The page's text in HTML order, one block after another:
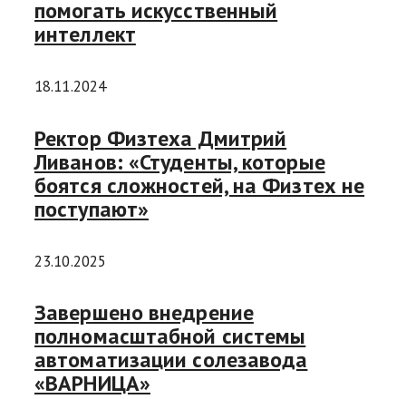
помогать искусственный
интеллект
18.11.2024
Ректор Физтеха Дмитрий
Ливанов: «Студенты, которые
боятся сложностей, на Физтех не
поступают»
23.10.2025
Завершено внедрение
полномасштабной системы
автоматизации солезавода
«ВАРНИЦА»